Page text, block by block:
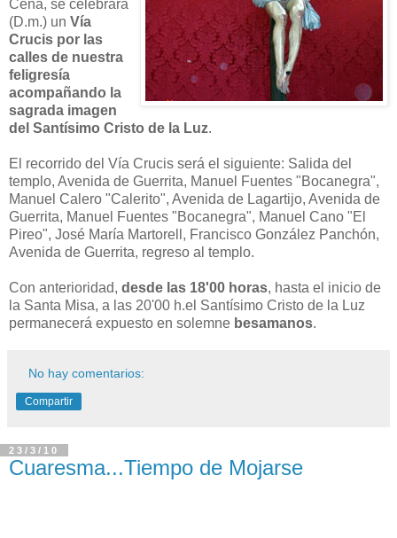
Cena, se celebrará
(D.m.) un Vía
Crucis por las
calles de nuestra
feligresía
acompañando la
sagrada imagen
del Santísimo Cristo de la Luz.
El recorrido del Vía Crucis será el siguiente: Salida del
templo, Avenida de Guerrita, Manuel Fuentes "Bocanegra",
Manuel Calero "Calerito", Avenida de Lagartijo, Avenida de
Guerrita, Manuel Fuentes "Bocanegra", Manuel Cano "El
Pireo", José María Martorell, Francisco González Panchón,
Avenida de Guerrita, regreso al templo.
Con anterioridad, desde las 18'00 horas, hasta el inicio de
la Santa Misa, a las 20'00 h.el Santísimo Cristo de la Luz
permanecerá expuesto en solemne besamanos.
No hay comentarios:
Compartir
23/3/10
Cuaresma...Tiempo de Mojarse